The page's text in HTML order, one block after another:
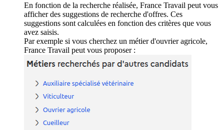
En fonction de la recherche réalisée, France Travail peut vous
afficher des suggestions de recherche d'offres. Ces
suggestions sont calculées en fonction des critères que vous
avez saisis.
Par exemple si vous cherchez un métier d'ouvrier agricole,
France Travail peut vous proposer :